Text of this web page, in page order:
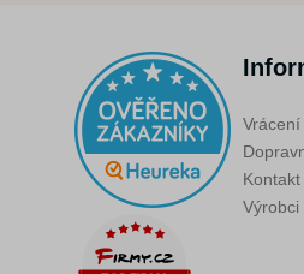
Kontakt
Výrobci